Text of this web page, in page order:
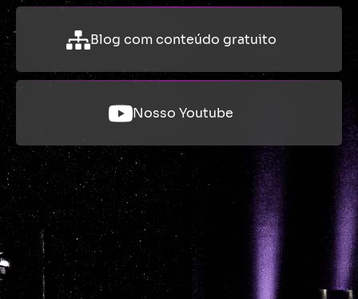
Blog com conteúdo gratuito
Nosso Youtube